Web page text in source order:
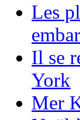
Les
Il se
York
Mer